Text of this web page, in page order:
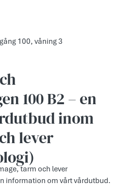
100, våning 3
100 B2 – en
inom
lever
tarm och lever
information om vårt vårdutbud.